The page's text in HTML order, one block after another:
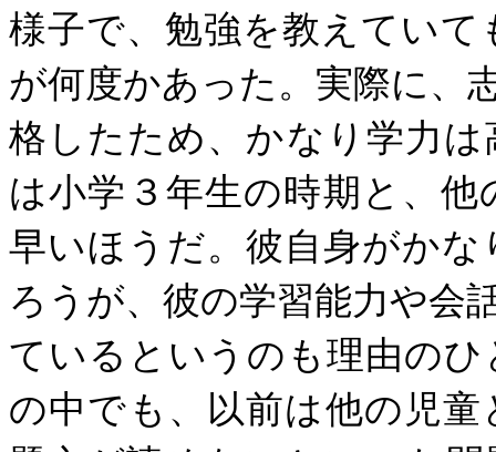
様子で、勉強を教えてい
が何度かあった。実際に、
格したため、かなり学力
は小学３年生の時期と、
早いほうだ。彼自身がか
ろうが、彼の学習能力や会
ているというのも理由の
の中でも、以前は他の児